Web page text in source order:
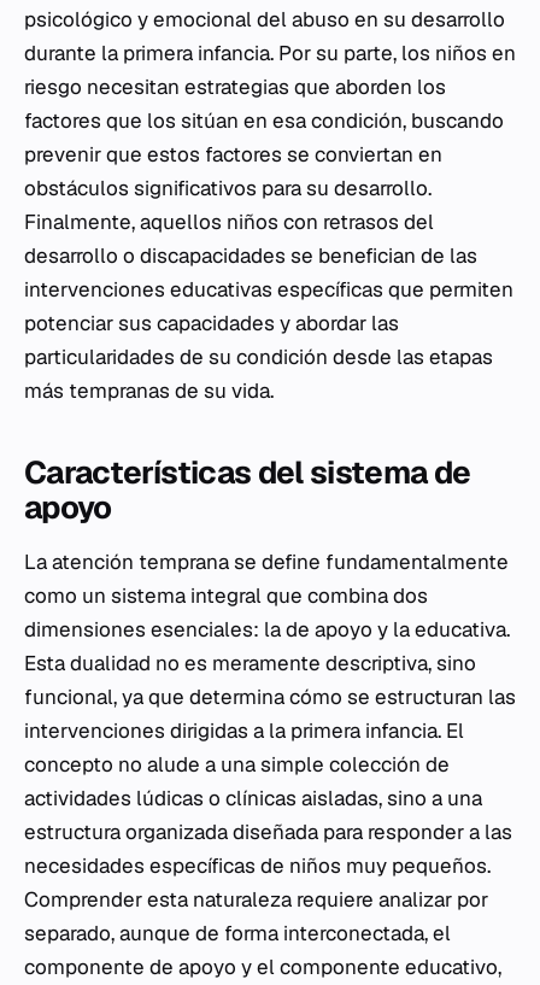
psicológico y emocional del abuso en su desarrollo
durante la primera infancia. Por su parte, los niños en
riesgo necesitan estrategias que aborden los
factores que los sitúan en esa condición, buscando
prevenir que estos factores se conviertan en
obstáculos significativos para su desarrollo.
Finalmente, aquellos niños con retrasos del
desarrollo o discapacidades se benefician de las
intervenciones educativas específicas que permiten
potenciar sus capacidades y abordar las
particularidades de su condición desde las etapas
más tempranas de su vida.
Características del sistema de
apoyo
La atención temprana se define fundamentalmente
como un sistema integral que combina dos
dimensiones esenciales: la de apoyo y la educativa.
Esta dualidad no es meramente descriptiva, sino
funcional, ya que determina cómo se estructuran las
intervenciones dirigidas a la primera infancia. El
concepto no alude a una simple colección de
actividades lúdicas o clínicas aisladas, sino a una
estructura organizada diseñada para responder a las
necesidades específicas de niños muy pequeños.
Comprender esta naturaleza requiere analizar por
separado, aunque de forma interconectada, el
componente de apoyo y el componente educativo,